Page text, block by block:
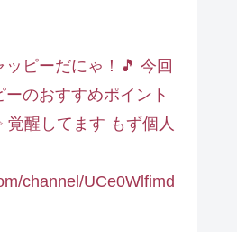
ッピーだにゃ！🎵 今回
のおすすめポイント
覚醒してます もず個人
channel/UCe0Wlfimd